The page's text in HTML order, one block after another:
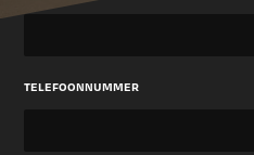
TELEFOONNUMMER